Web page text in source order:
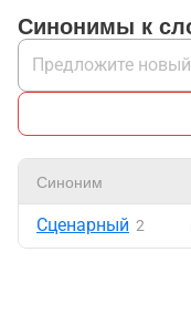
Синонимы к
Синоним
Сценарный 2